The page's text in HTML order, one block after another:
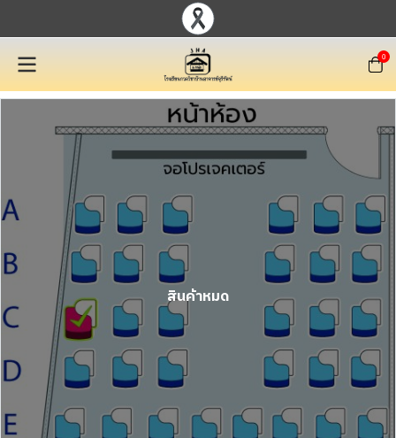
0
สินค้าหมด